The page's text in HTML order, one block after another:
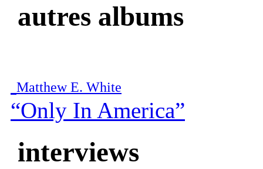
autres albums
Matthew E. White
“Only In America”
interviews